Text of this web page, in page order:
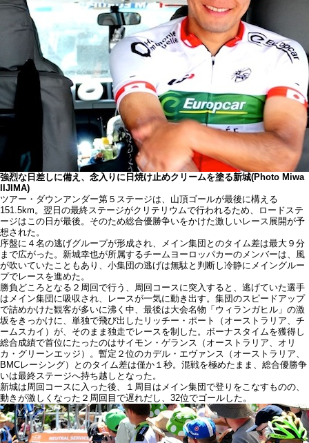
強烈な日差しに備え、念入りに日焼け止めクリームを塗る新城(Photo Miwa
IIJIMA)
ツアー・ダウンアンダー第５ステージは、山頂ゴールが最後に構える
151.5km。翌日の最終ステージがクリテリウムで行われるため、ロードステ
ージはこの日が最後。そのため総合優勝争いをかけた激しいレース展開が予
想された。
序盤に４名の逃げグループが形成され、メイン集団とのタイム差は最大９分
まで広がった。新城幸也が所属するチームヨーロッパカーのメンバーは、風
が吹いていたこともあり、小集団の逃げは無駄と判断し冷静にメイングルー
プでレースを進めた。
勝負どころとなる２周回で行う、周回コースに突入すると、逃げていた選手
はメイン集団に吸収され、レースが一気に動き出す。集団のスピードアップ
で詰めかけた観客が多いに沸く中、最後は大会名物「ウィランガヒル」の激
坂をきっかけに、単独で飛び出したリッチー・ポート（オーストラリア、チ
ームスカイ）が、そのまま独走でレースを制した。ボーナスタイムを獲得し
総合成績で首位にたったのはサイモン・ゲランス（オーストラリア、オリ
カ・グリーンエッジ）。暫定２位のカデル・エヴァンス（オーストラリア、
BMCレーシング）とのタイム差は僅か１秒。混戦を極めたまま、総合優勝争
いは最終ステージへ持ち越しとなった。
新城は周回コースに入った後、１周目はメイン集団で登りをこなすものの、
動きが激しくなった２周回目で遅れだし、32位でゴールした。